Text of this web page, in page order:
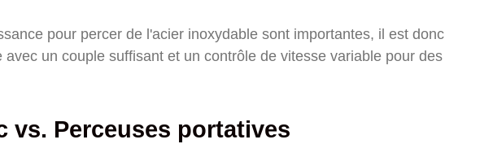
pour percer de l'acier inoxydable sont importantes, il est donc
un couple suffisant et un contrôle de vitesse variable pour des
vs. Perceuses portatives